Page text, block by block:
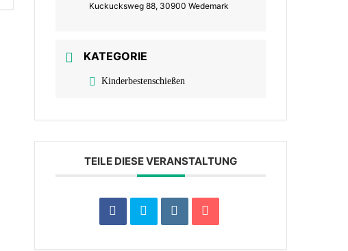
Kuckucksweg 88, 30900 Wedemark
KATEGORIE
Kinderbestenschießen
TEILE DIESE VERANSTALTUNG